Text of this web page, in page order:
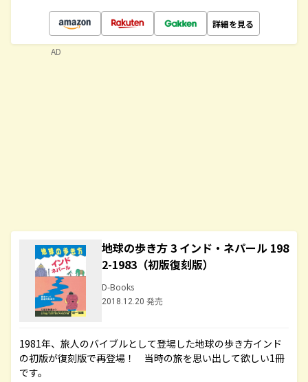
詳細を見る
地球の歩き方 3 インド・ネパール 198
2-1983（初版復刻版）
D-Books
2018.12.20 発売
1981年、旅人のバイブルとして登場した地球の歩き方インド
の初版が復刻版で再登場！ 当時の旅を思い出して欲しい1冊
です。
AD